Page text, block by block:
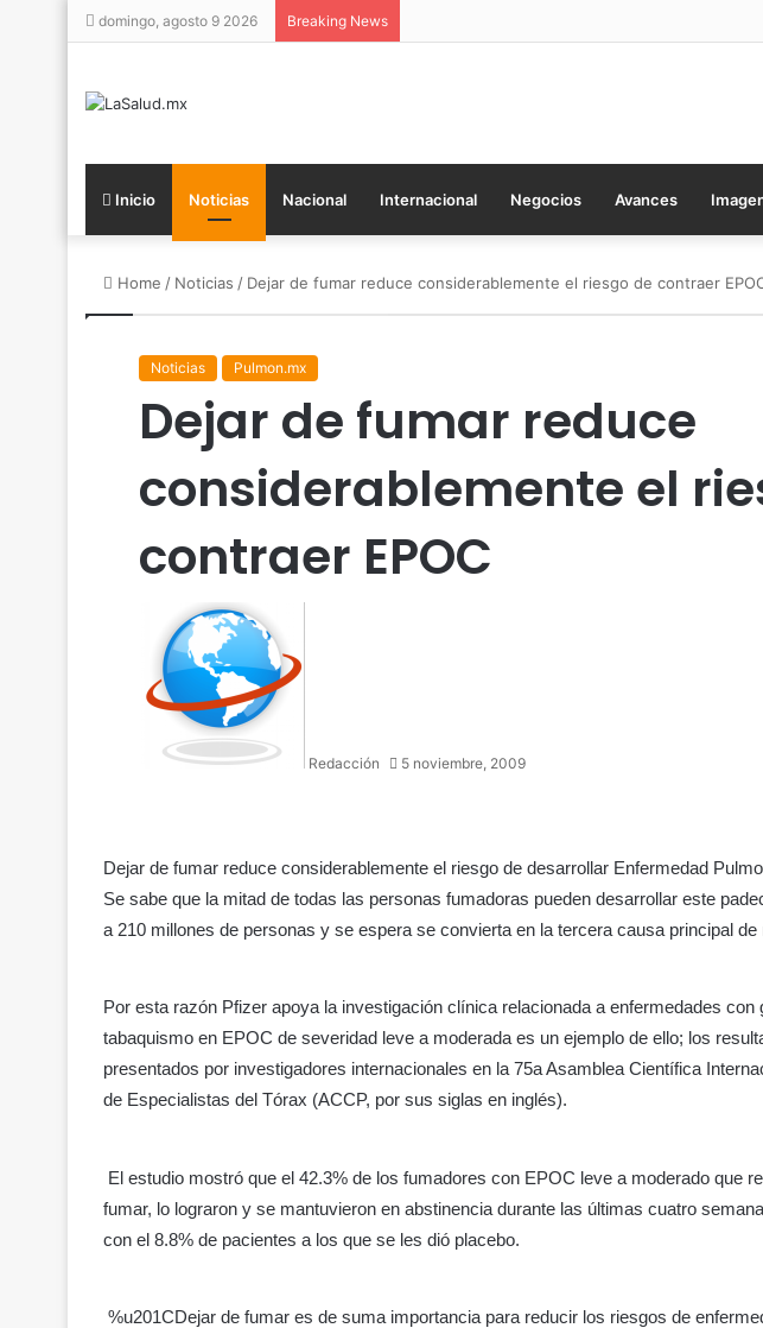
domingo, agosto 9 2026 Breaking News
Inicio Noticias Nacional Internacional Negocios Avances
Home / Noticias / Dejar de fumar reduce considerablemente el riesgo de contraer
Noticias Pulmon.mx
Dejar de fumar reduce
considerablemente el
contraer EPOC
Redacción 5 noviembre, 2009
Dejar de fumar reduce considerablemente el riesgo de desarrollar Enfermedad
Se sabe que la mitad de todas las personas fumadoras pueden desarrollar este
a 210 millones de personas y se espera se convierta en la tercera causa principal de
Por esta razón Pfizer apoya la investigación clínica relacionada a enfermedades
tabaquismo en EPOC de severidad leve a moderada es un ejemplo de ello; los
presentados por investigadores internacionales en la 75a Asamblea Científica
de Especialistas del Tórax (ACCP, por sus siglas en inglés).
El estudio mostró que el 42.3% de los fumadores con EPOC leve a moderado que
fumar, lo lograron y se mantuvieron en abstinencia durante las últimas cuatro
con el 8.8% de pacientes a los que se les dió placebo.
%u201CDejar de fumar es de suma importancia para reducir los riesgos de